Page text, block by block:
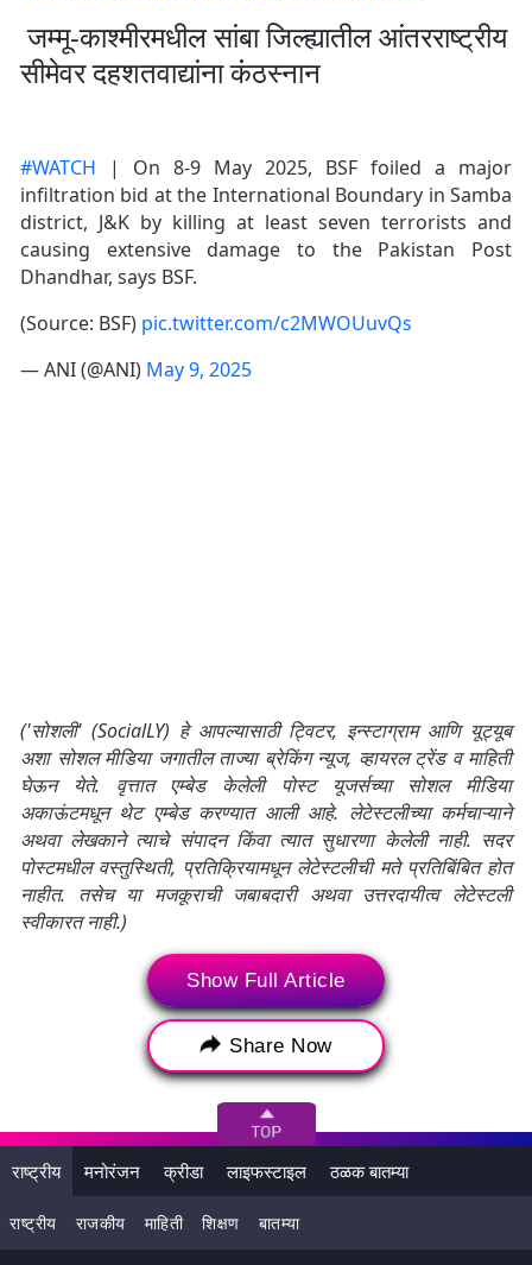
जम्मू-काश्मीरमधील सांबा जिल्ह्यातील आंतरराष्ट्रीय
सीमेवर दहशतवाद्यांना कंंठस्नान
#WATCH | On 8-9 May 2025, BSF foiled a major
infiltration bid at the International Boundary in Samba
district, J&K by killing at least seven terrorists and
causing extensive damage to the Pakistan Post
Dhandhar, says BSF.
(Source: BSF) pic.twitter.com/c2MWOUuvQs
— ANI (@ANI) May 9, 2025
('सोशली' (SocialLY) हे आपल्यासाठी ट्विटर, इन्स्टाग्राम आणि यूट्यूब
अशा सोशल मीडिया जगातील ताज्या ब्रेकिंग न्यूज, व्हायरल ट्रेंड व माहिती
घेऊन येते. वृत्तात एम्बेड केलेली पोस्ट यूजर्सच्या सोशल मीडिया
अकाऊंटमधून थेट एम्बेड करण्यात आली आहे. लेटेस्टलीच्या कर्मचाऱ्याने
अथवा लेखकाने त्याचे संपादन किंवा त्यात सुधारणा केलेली नाही. सदर
पोस्टमधील वस्तुस्थिती, प्रतिक्रियामधून लेटेस्टलीची मते प्रतिबिंबित होत
नाहीत. तसेच या मजकूराची जबाबदारी अथवा उत्तरदायीत्व लेटेस्टली
स्वीकारत नाही.)
Samba Terrorists
Pakistan Post Dhandhar सांबा सांबा जिल्हा
भारत-पाकिस्तान तणाव बीएसएफ
Show Full Article
Share Now
राष्ट्रीय मनोरंजन क्रीडा लाइफस्टाइल ठळक बातम्या
राष्ट्रीय राजकीय माहिती शिक्षण बातम्या